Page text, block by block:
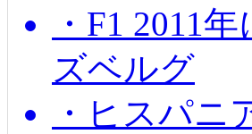
・F1 2011
ズベルグ
・ヒスパニ